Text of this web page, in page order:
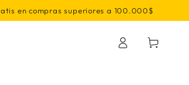
en compras superiores a 100.000$
sesión
Carrito